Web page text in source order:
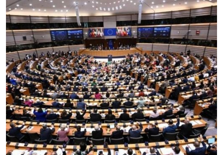
Requiere:
LOGÍSTICA
Especificaciones:
cualquiera
Aplicar al Requerimiento
Empresa en Querétaro
Requiere:
HERRAMIENTAS DE CORTE